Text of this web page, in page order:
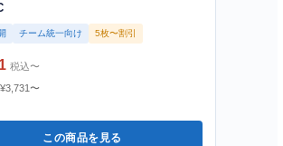
チーム統一向け 5枚〜割引
税込〜
〜
この商品を見る